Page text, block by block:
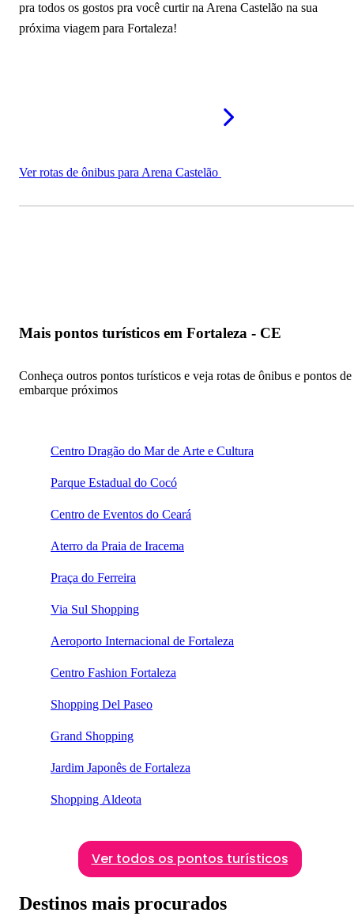
pra todos os gostos pra você curtir na Arena Castelão na sua
próxima viagem para Fortaleza!
Ver rotas de ônibus para Arena Castelão
Mais pontos turísticos em Fortaleza - CE
Conheça outros pontos turísticos e veja rotas de ônibus e pontos de
embarque próximos
Centro Dragão do Mar de Arte e Cultura
Parque Estadual do Cocó
Centro de Eventos do Ceará
Aterro da Praia de Iracema
Praça do Ferreira
Via Sul Shopping
Aeroporto Internacional de Fortaleza
Centro Fashion Fortaleza
Shopping Del Paseo
Grand Shopping
Jardim Japonês de Fortaleza
Shopping Aldeota
Ver todos os pontos turísticos
Destinos mais procurados